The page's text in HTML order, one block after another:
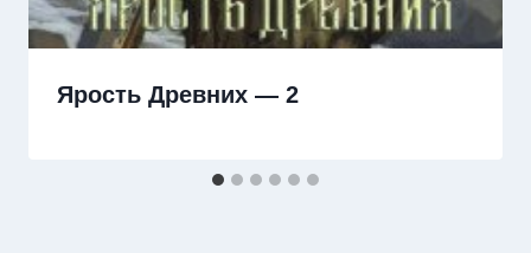
Ярость Древних — 2